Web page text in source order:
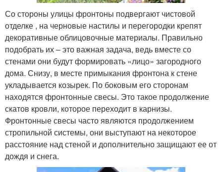
Со стороны улицы фронтоны подвергают чистовой
отделке , на черновые настилы и перегородки крепят
декоративные облицовочные материалы. Правильно
подобрать их – это важная задача, ведь вместе со
стенами они будут формировать «лицо» загородного
дома. Снизу, в месте примыкания фронтона к стене
укладывается козырек. По боковым его сторонам
находятся фронтонные свесы. Это такое продолжение
скатов кровли, которое переходит в карнизы.
Фронтонные свесы часто являются продолжением
стропильной системы, они выступают на некоторое
расстояние над стеной и дополнительно защищают ее от
дождя и снега.